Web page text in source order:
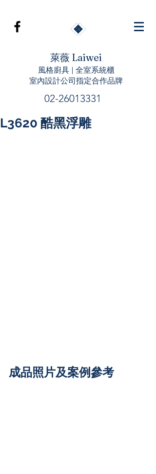
萊薇 Laiwei
風格廚具 | 全室系統櫃
室內設計公司指定合作品牌
02-26013331
L3620 酷黑浮雕
成品照片及案例參考